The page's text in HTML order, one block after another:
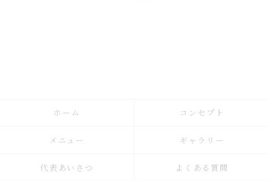
ホーム コンセプト
メニュー ギャラリー
代表あいさつ よくある質問